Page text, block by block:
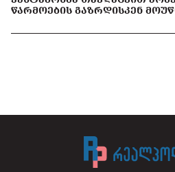
ᲬᲐᲠᲛᲝᲔᲑᲘᲡ ᲒᲐᲖᲠᲓᲘᲡᲙᲔᲜ